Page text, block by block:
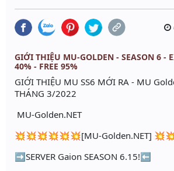
GIỚI THIỆU MU-GOLDEN - SEASON 6 -
40% - FREE 95%
GIỚI THIỆU MU SS6 MỚI RA - MU
THÁNG 3/2022
MU-Golden.NET
💥💥💥💥💥💥[MU-Golden.NET]
➡️SERVER Gaion SEASON 6.15!⬅️